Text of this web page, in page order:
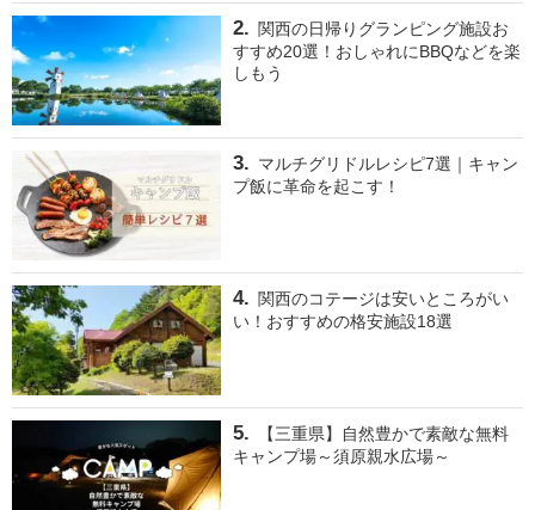
関西の日帰りグランピング施設お
すすめ20選！おしゃれにBBQなどを楽
しもう
マルチグリドルレシピ7選｜キャン
プ飯に革命を起こす！
関西のコテージは安いところがい
い！おすすめの格安施設18選
【三重県】自然豊かで素敵な無料
キャンプ場～須原親水広場～